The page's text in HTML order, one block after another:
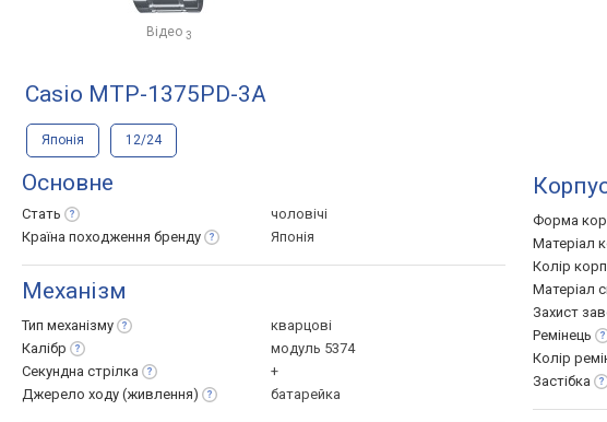
Відео 3
Casio MTP-1375PD-3A
Японія 12/24
Основне
Стать
чоловічі
Країна походження бренду Японія
Механізм
Тип механізму
кварцові
Калібр
модуль 5374
Секундна стрілка
+
Джерело ходу (живлення) батарейка
Форма
Матеріал
Колір
Матеріал
Захист
Ремінець
Колір
Застібка